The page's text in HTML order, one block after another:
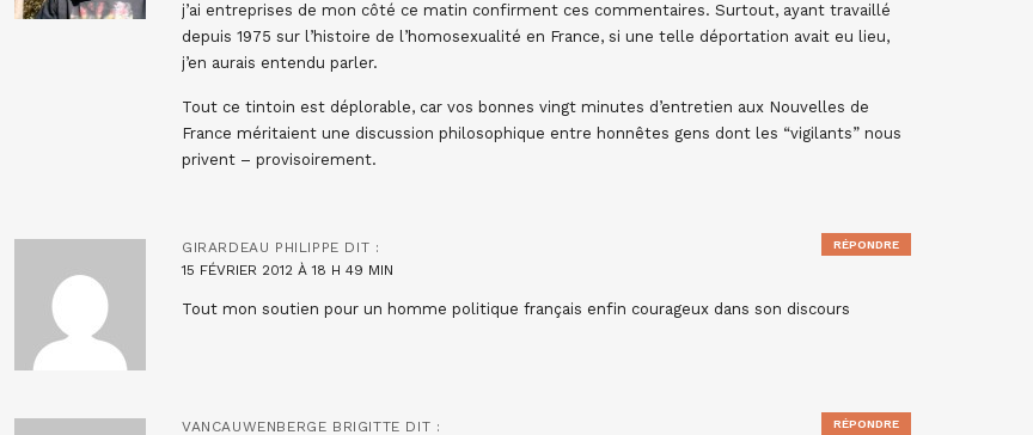
j’ai entreprises de mon côté ce matin confirment ces commentaires. Surtout, ayant travaillé
depuis 1975 sur l’histoire de l’homosexualité en France, si une telle déportation avait eu lieu,
j’en aurais entendu parler.
Tout ce tintoin est déplorable, car vos bonnes vingt minutes d’entretien aux Nouvelles de
France méritaient une discussion philosophique entre honnêtes gens dont les “vigilants” nous
privent – provisoirement.
GIRARDEAU PHILIPPE DIT :
15 FÉVRIER 2012 À 18 H 49 MIN
Tout mon soutien pour un homme politique français enfin courageux dans son discours
RÉPONDRE
VANCAUWENBERGE BRIGITTE DIT : RÉPONDRE